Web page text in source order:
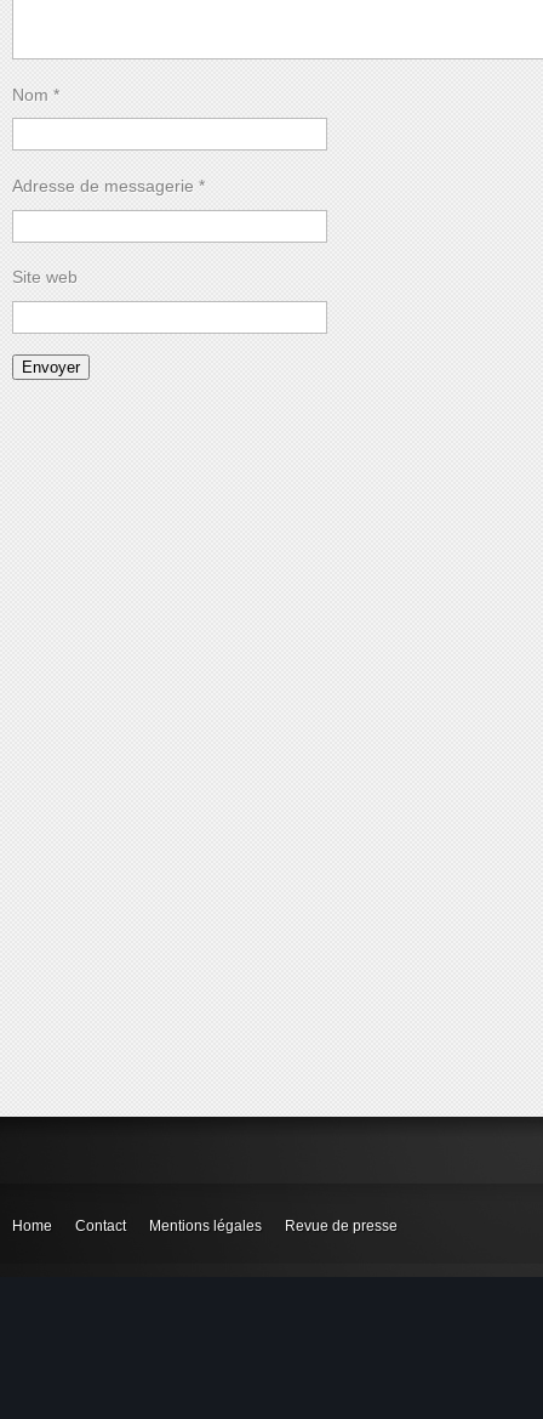
Nom *
Adresse de messagerie *
Site web
Home Contact Mentions légales Revue de presse